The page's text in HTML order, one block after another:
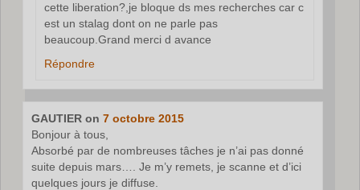
cette liberation?,je bloque ds mes recherches car c
est un stalag dont on ne parle pas
beaucoup.Grand merci d avance
Répondre
GAUTIER on7 octobre 2015
Bonjour à tous,
Absorbé par de nombreuses tâches je n’ai pas donné
suite depuis mars…. Je m’y remets, je scanne et d’ici
quelques jours je diffuse.